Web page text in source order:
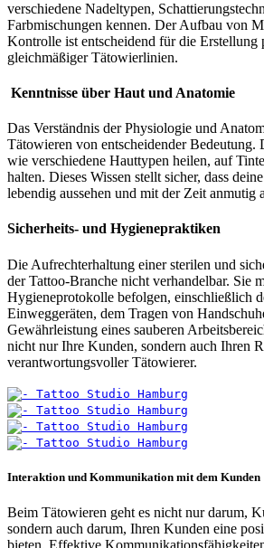
verschiedene Nadeltypen,
Farbmischungen kennen. Der Aufbau von
Kontrolle ist entscheidend für die Erstellung
gleichmäßiger Tätowierlinien.
Kenntnisse über Haut und Anatomie
Das Verständnis der Physiologie und
Tätowieren von entscheidender Bedeutung.
wie verschiedene Hauttypen heilen, auf
halten. Dieses Wissen stellt sicher, dass
lebendig aussehen und mit der Zeit anmutig
Sicherheits- und Hygienepraktiken
Die Aufrechterhaltung einer sterilen und
der Tattoo-Branche nicht verhandelbar. Sie
Hygieneprotokolle befolgen, einschließlich
Einweggeräten, dem Tragen von
Gewährleistung eines sauberen
nicht nur Ihre Kunden, sondern auch Ihren
verantwortungsvoller Tätowierer.
Interaktion und Kommunikation mit dem Kunden
Beim Tätowieren geht es nicht nur darum,
sondern auch darum, Ihren Kunden eine
bieten. Effektive